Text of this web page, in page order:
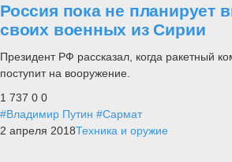
Россия пока не планирует
своих военных из Сирии
Президент РФ рассказал, когда ракетный
поступит на вооружение.
1 737 0 0
#Владимир Путин #Сармат
2 апреля 2018Техника и оружие